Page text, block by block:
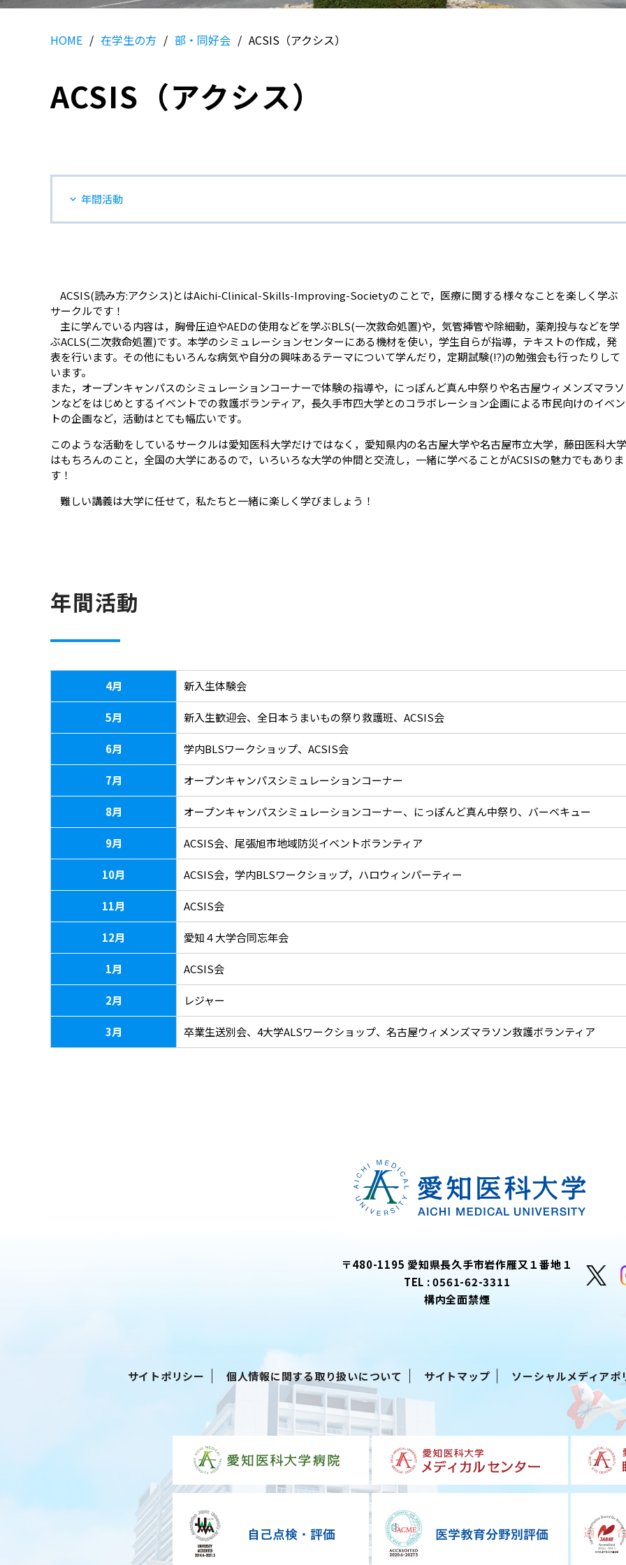
HOME 在学生の方 部・同好会 ACSIS（アクシス）
ACSIS（アクシス）
年間活動
ACSIS(読み方:アクシス)とはAichi-Clinical-Skills-Improving-Societyのことで，医療に関する様々なことを楽しく学ぶ
サークルです！
主に学んでいる内容は，胸骨圧迫やAEDの使用などを学ぶBLS(一次救命処置)や，気管挿管や除細動，薬剤投与などを学
ぶACLS(二次救命処置)です。本学のシミュレーションセンターにある機材を使い，学生自らが指導，テキストの作成，発
表を行います。その他にもいろんな病気や自分の興味あるテーマについて学んだり，定期試験(⁉)の勉強会も行ったりして
います。
また，オープンキャンパスのシミュレーションコーナーで体験の指導や，にっぽんど真ん中祭りや名古屋ウィメンズマラソ
ンなどをはじめとするイベントでの救護ボランティア，長久手市四大学とのコラボレーション企画による市民向けのイベン
トの企画など，活動はとても幅広いです。
このような活動をしているサークルは愛知医科大学だけではなく，愛知県内の名古屋大学や名古屋市立大学，藤田医科大学
はもちろんのこと，全国の大学にあるので，いろいろな大学の仲間と交流し，一緒に学べることがACSISの魅力でもありま
す！
難しい講義は大学に任せて，私たちと一緒に楽しく学びましょう！
年間活動
4月 新入生体験会
5月 新入生歓迎会、全日本うまいもの祭り救護班、ACSIS会
6月 学内BLSワークショップ、ACSIS会
7月 オープンキャンパスシミュレーションコーナー
8月 オープンキャンパスシミュレーションコーナー、にっぽんど真ん中祭り、バーベキュー
9月 ACSIS会、尾張旭市地域防災イベントボランティア
10月 ACSIS会，学内BLSワークショップ，ハロウィンパーティー
11月 ACSIS会
12月 愛知４大学合同忘年会
1月 ACSIS会
2月 レジャー
3月 卒業生送別会、4大学ALSワークショップ、名古屋ウィメンズマラソン救護ボランティア
〒480-1195 愛知県長久手市岩作雁又１番地１
TEL :0561-62-3311
構内全面禁煙
サイトポリシー 個人情報に関する取り扱いについて サイトマップ ソーシャルメディアポ